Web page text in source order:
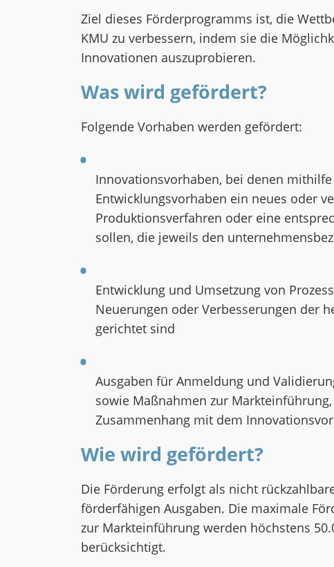
Ziel dieses Förderprogramms ist, die
KMU zu verbessern, indem sie die
Innovationen auszuprobieren.
Was wird gefördert?
Folgende Vorhaben werden gefördert:
Innovationsvorhaben, bei denen
Entwicklungsvorhaben ein neues oder
Produktionsverfahren oder eine
sollen, die jeweils den
Entwicklung und Umsetzung von
Neuerungen oder Verbesserungen der
gerichtet sind
Ausgaben für Anmeldung und
sowie Maßnahmen zur
Zusammenhang mit dem
Wie wird gefördert?
Die Förderung erfolgt als nicht
förderfähigen Ausgaben. Die maximale
zur Markteinführung werden höchstens
berücksichtigt.